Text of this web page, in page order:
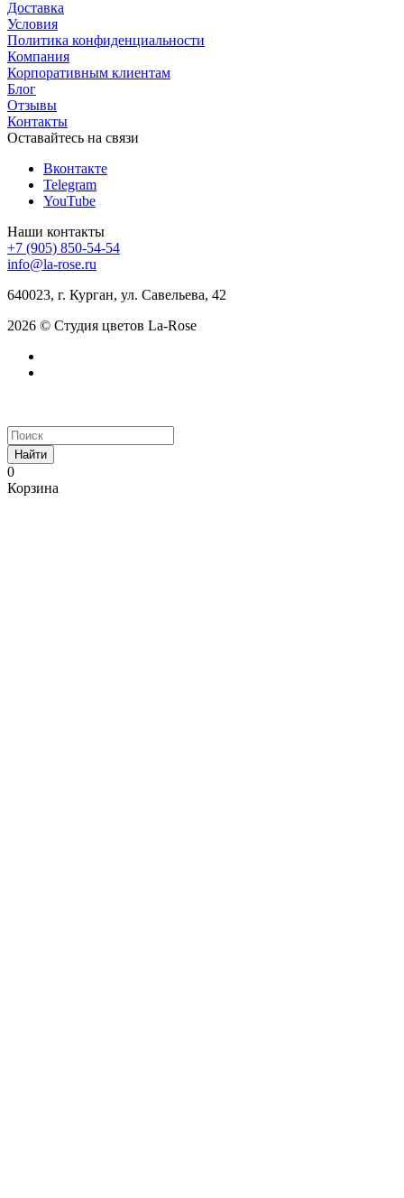
Доставка
Условия
Политика конфиденциальности
Компания
Корпоративным клиентам
Блог
Отзывы
Контакты
Оставайтесь на связи
Вконтакте
Telegram
YouTube
Наши контакты
+7 (905) 850-54-54
info@la-rose.ru
640023, г. Курган, ул. Савельева, 42
2026 © Студия цветов La-Rose
Найти
0
Корзина